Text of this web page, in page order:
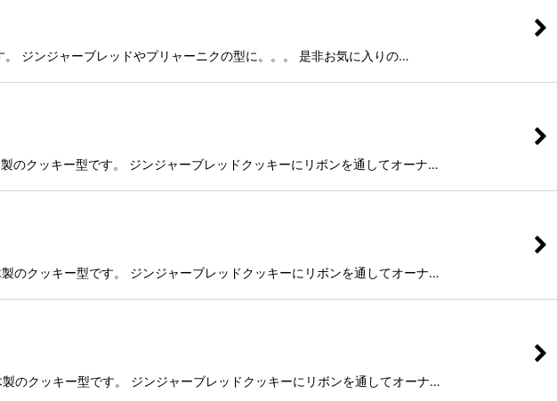
ジンジャーブレッドやプリャーニクの型に。。。 是非お気に入りの…
クッキー型です。 ジンジャーブレッドクッキーにリボンを通してオーナ…
クッキー型です。 ジンジャーブレッドクッキーにリボンを通してオーナ…
クッキー型です。 ジンジャーブレッドクッキーにリボンを通してオーナ…